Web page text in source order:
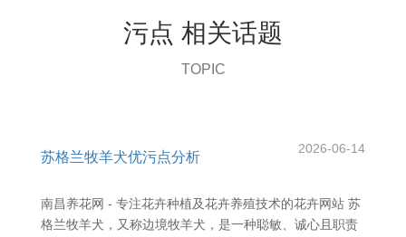
污点 相关话题
TOPIC
苏格兰牧羊犬优污点分析
2026-06-14
南昌养花网 - 专注花卉种植及花卉养殖技术的花卉网站 苏
格兰牧羊犬，又称边境牧羊犬，是一种聪敏、诚心且职责